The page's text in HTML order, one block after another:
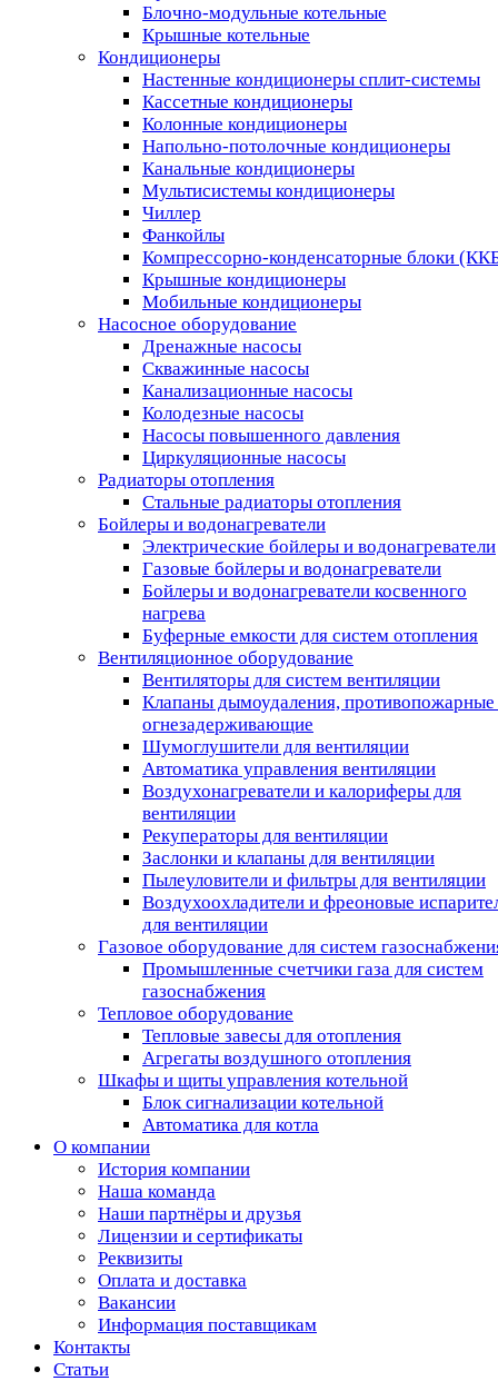
Блочно-модульные котельные
Крышные котельные
Кондиционеры
Настенные кондиционеры сплит-системы
Кассетные кондиционеры
Колонные кондиционеры
Напольно-потолочные кондиционеры
Канальные кондиционеры
Мультисистемы кондиционеры
Чиллер
Фанкойлы
Компрессорно-конденсаторные блоки
Крышные кондиционеры
Мобильные кондиционеры
Насосное оборудование
Дренажные насосы
Скважинные насосы
Канализационные насосы
Колодезные насосы
Насосы повышенного давления
Циркуляционные насосы
Радиаторы отопления
Стальные радиаторы отопления
Бойлеры и водонагреватели
Электрические бойлеры и водонагреватели
Газовые бойлеры и водонагреватели
Бойлеры и водонагреватели косвенного
нагрева
Буферные емкости для систем отопления
Вентиляционное оборудование
Вентиляторы для систем вентиляции
Клапаны дымоудаления, противопожарные
огнезадерживающие
Шумоглушители для вентиляции
Автоматика управления вентиляции
Воздухонагреватели и калориферы для
вентиляции
Рекуператоры для вентиляции
Заслонки и клапаны для вентиляции
Пылеуловители и фильтры для вентиляции
Воздухоохладители и фреоновые
для вентиляции
Газовое оборудование для систем
Промышленные счетчики газа для систем
газоснабжения
Тепловое оборудование
Тепловые завесы для отопления
Агрегаты воздушного отопления
Шкафы и щиты управления котельной
Блок сигнализации котельной
Автоматика для котла
О компании
История компании
Наша команда
Наши партнёры и друзья
Лицензии и сертификаты
Реквизиты
Оплата и доставка
Вакансии
Информация поставщикам
Контакты
Статьи